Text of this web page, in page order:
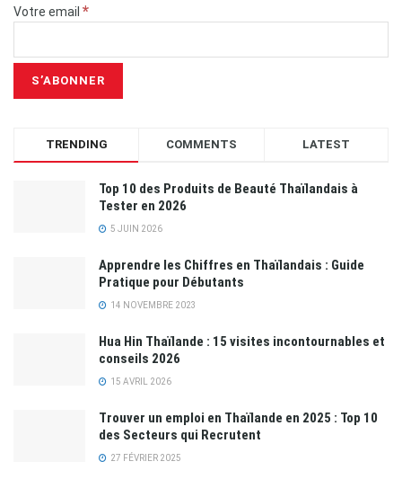
Votre email *
TRENDING COMMENTS LATEST
Top 10 des Produits de Beauté Thaïlandais à
Tester en 2026
5 JUIN 2026
Apprendre les Chiffres en Thaïlandais : Guide
Pratique pour Débutants
14 NOVEMBRE 2023
Hua Hin Thaïlande : 15 visites incontournables et
conseils 2026
15 AVRIL 2026
Trouver un emploi en Thaïlande en 2025 : Top 10
des Secteurs qui Recrutent
27 FÉVRIER 2025